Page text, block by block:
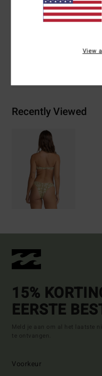
Samenstelling
Recently Viewed
15%
EERSTE
Meld je aan om al het laatste
te ontvangen.
Voorkeur
View